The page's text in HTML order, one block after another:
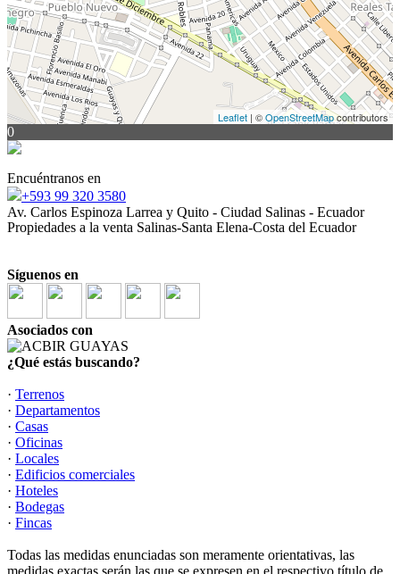
Leaflet | ©OpenStreetMapcontributors
0
Encuéntranos en
+593 99 320 3580
Av. Carlos Espinoza Larrea y Quito - Ciudad Salinas - Ecuador
Propiedades a la venta Salinas-Santa Elena-Costa del Ecuador
Síguenos en
Asociados con
¿Qué estás buscando?
· Terrenos
· Departamentos
· Casas
· Oficinas
· Locales
· Edificios comerciales
· Hoteles
· Bodegas
· Fincas
Todas las medidas enunciadas son meramente orientativas, las